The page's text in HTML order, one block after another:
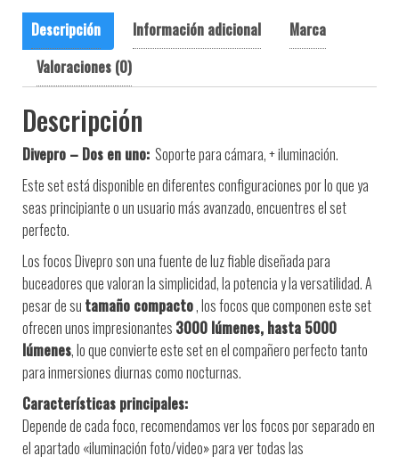
Descripción Información adicional
Marca
Valoraciones (0)
Descripción
Divepro – Dos en uno: Soporte para cámara, + iluminación.
Este set está disponible en diferentes configuraciones por lo que ya
seas principiante o un usuario más avanzado, encuentres el set
perfecto.
Los focos Divepro son una fuente de luz fiable diseñada para
buceadores que valoran la simplicidad, la potencia y la versatilidad. A
pesar de su tamaño compacto, los focos que componen este set
ofrecen unos impresionantes 3000 lúmenes, hasta 5000
lúmenes, lo que convierte este set en el compañero perfecto tanto
para inmersiones diurnas como nocturnas.
Características principales:
Depende de cada foco, recomendamos ver los focos por separado en
el apartado «iluminación foto/video» para ver todas las